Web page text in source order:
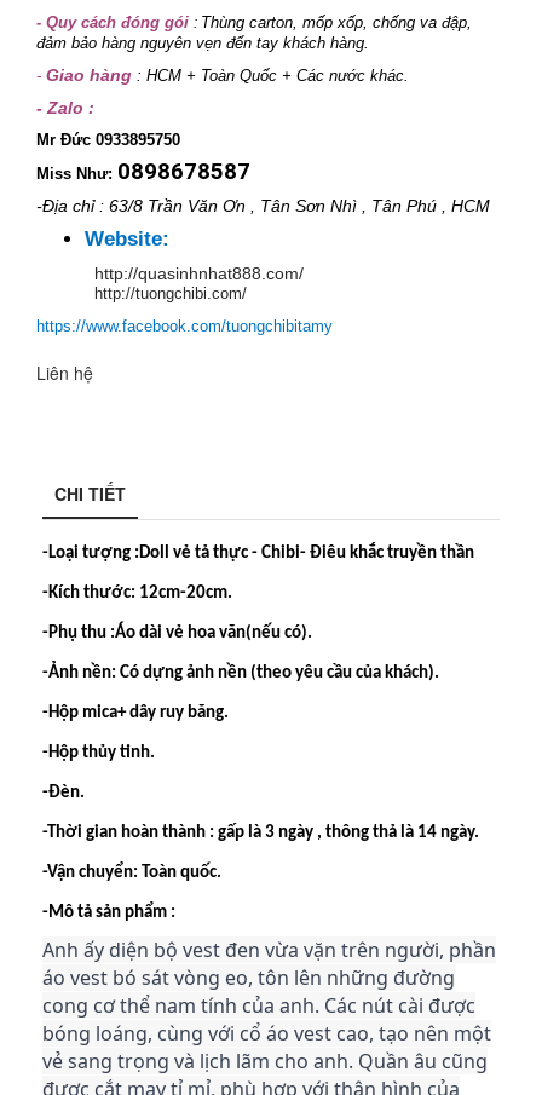
- Quy cách đóng gói : Thùng carton, mốp xốp, chống va đập,
đảm bảo hàng nguyên vẹn đến tay khách hàng.
- Giao hàng : HCM + Toàn Quốc + Các nước khác.
- Zalo :
Mr Đức 0933895750
Miss Như: 0898678587
-Địa chỉ : 63/8 Trần Văn Ơn , Tân Sơn Nhì , Tân Phú , HCM
Website:
http://quasinhnhat888.com/
http://tuongchibi.com/
https://www.facebook.com/tuongchibitamy
Liên hệ
CHI TIẾT
-Loại tượng :Doll vẻ tả thực - Chibi- Điêu khắc truyền thần
-Kích thước: 12cm-20cm.
-Phụ thu :Áo dài vẻ hoa văn(nếu có).
-Ảnh nền: Có dựng ảnh nền (theo yêu cầu của khách).
-Hộp mica+ dây ruy băng.
-Hộp thủy tinh.
-Đèn.
-Thời gian hoàn thành : gấp là 3 ngày , thông thả là 14 ngày.
-Vận chuyển: Toàn quốc.
-Mô tả sản phẩm :
Anh ấy diện bộ vest đen vừa vặn trên người, phần
áo vest bó sát vòng eo, tôn lên những đường
cong cơ thể nam tính của anh. Các nút cài được
bóng loáng, cùng với cổ áo vest cao, tạo nên một
vẻ sang trọng và lịch lãm cho anh. Quần âu cũng
được cắt may tỉ mỉ, phù hợp với thân hình của